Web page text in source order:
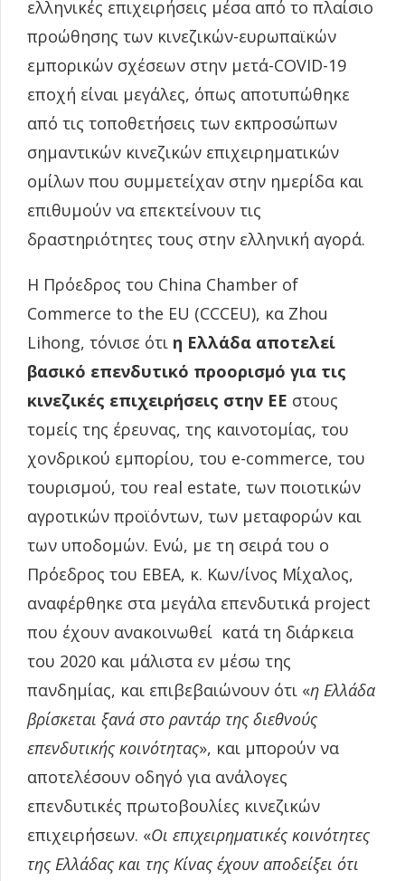
ελληνικές επιχειρήσεις μέσα από το πλαίσιο
προώθησης των κινεζικών-ευρωπαϊκών
εμπορικών σχέσεων στην μετά-COVID-19
εποχή είναι μεγάλες, όπως αποτυπώθηκε
από τις τοποθετήσεις των εκπροσώπων
σημαντικών κινεζικών επιχειρηματικών
ομίλων που συμμετείχαν στην ημερίδα και
επιθυμούν να επεκτείνουν τις
δραστηριότητες τους στην ελληνική αγορά.
Η Πρόεδρος του China Chamber of
Commerce to the EU (CCCEU), κα Zhou
Lihong, τόνισε ότι η Ελλάδα αποτελεί
βασικό επενδυτικό προορισμό για τις
κινεζικές επιχειρήσεις στην ΕΕ στους
τομείς της έρευνας, της καινοτομίας, του
χονδρικού εμπορίου, του e-commerce, του
τουρισμού, του real estate, των ποιοτικών
αγροτικών προϊόντων, των μεταφορών και
των υποδομών. Ενώ, με τη σειρά του ο
Πρόεδρος του EBEA, κ. Κων/ίνος Μίχαλος,
αναφέρθηκε στα μεγάλα επενδυτικά project
που έχουν ανακοινωθεί κατά τη διάρκεια
του 2020 και μάλιστα εν μέσω της
πανδημίας, και επιβεβαιώνουν ότι «η Ελλάδα
βρίσκεται ξανά στο ραντάρ της διεθνούς
επενδυτικής κοινότητας», και μπορούν να
αποτελέσουν οδηγό για ανάλογες
επενδυτικές πρωτοβουλίες κινεζικών
επιχειρήσεων. «Οι επιχειρηματικές κοινότητες
της Ελλάδας και της Κίνας έχουν αποδείξει ότι